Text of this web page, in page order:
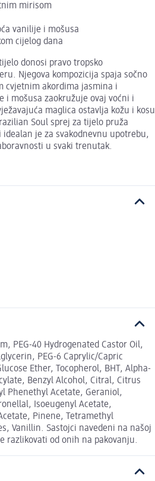
mirisom
vanilije i mošusa
cijelog dana
donosi pravo tropsko
Njegova kompozicija spaja sočno
cvjetnim akordima jasmina i
i mošusa zaokružuje ovaj voćni i
maglica ostavlja kožu i kosu
Soul sprej za tijelo pruža
je za svakodnevnu upotrebu,
u svaki trenutak.
PEG-40 Hydrogenated Castor Oil,
PEG-6 Caprylic/Capric
Ether, Tocopherol, BHT, Alpha-
Benzyl Alcohol, Citral, Citrus
Phenethyl Acetate, Geraniol,
Isoeugenyl Acetate,
Pinene, Tetramethyl
Vanillin. Sastojci navedeni na našoj
razlikovati od onih na pakovanju.